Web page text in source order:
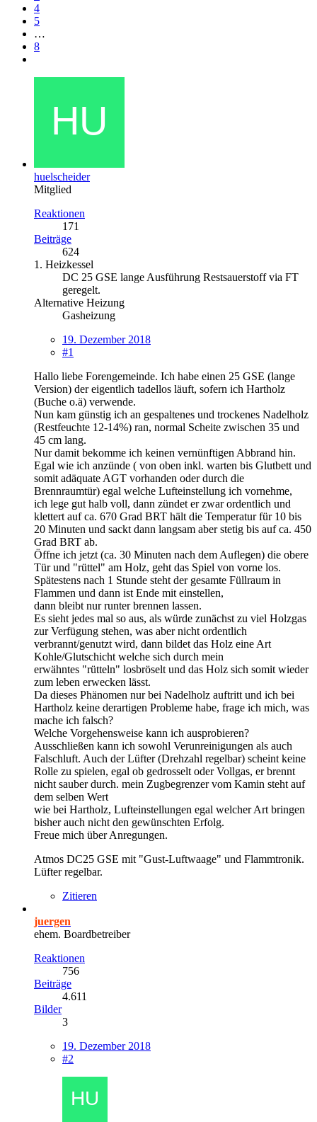
4
5
…
8
huelscheider
Mitglied
Reaktionen
171
Beiträge
624
1. Heizkessel
DC 25 GSE lange Ausführung Restsauerstoff via FT
geregelt.
Alternative Heizung
Gasheizung
19. Dezember 2018
#1
Hallo liebe Forengemeinde. Ich habe einen 25 GSE (lange
Version) der eigentlich tadellos läuft, sofern ich Hartholz
(Buche o.ä) verwende.
Nun kam günstig ich an gespaltenes und trockenes Nadelholz
(Restfeuchte 12-14%) ran, normal Scheite zwischen 35 und
45 cm lang.
Nur damit bekomme ich keinen vernünftigen Abbrand hin.
Egal wie ich anzünde ( von oben inkl. warten bis Glutbett und
somit adäquate AGT vorhanden oder durch die
Brennraumtür) egal welche Lufteinstellung ich vornehme,
ich lege gut halb voll, dann zündet er zwar ordentlich und
klettert auf ca. 670 Grad BRT hält die Temperatur für 10 bis
20 Minuten und sackt dann langsam aber stetig bis auf ca. 450
Grad BRT ab.
Öffne ich jetzt (ca. 30 Minuten nach dem Auflegen) die obere
Tür und "rüttel" am Holz, geht das Spiel von vorne los.
Spätestens nach 1 Stunde steht der gesamte Füllraum in
Flammen und dann ist Ende mit einstellen,
dann bleibt nur runter brennen lassen.
Es sieht jedes mal so aus, als würde zunächst zu viel Holzgas
zur Verfügung stehen, was aber nicht ordentlich
verbrannt/genutzt wird, dann bildet das Holz eine Art
Kohle/Glutschicht welche sich durch mein
erwähntes "rütteln" losbröselt und das Holz sich somit wieder
zum leben erwecken lässt.
Da dieses Phänomen nur bei Nadelholz auftritt und ich bei
Hartholz keine derartigen Probleme habe, frage ich mich, was
mache ich falsch?
Welche Vorgehensweise kann ich ausprobieren?
Ausschließen kann ich sowohl Verunreinigungen als auch
Falschluft. Auch der Lüfter (Drehzahl regelbar) scheint keine
Rolle zu spielen, egal ob gedrosselt oder Vollgas, er brennt
nicht sauber durch. mein Zugbegrenzer vom Kamin steht auf
dem selben Wert
wie bei Hartholz, Lufteinstellungen egal welcher Art bringen
bisher auch nicht den gewünschten Erfolg.
Freue mich über Anregungen.
Atmos DC25 GSE mit "Gust-Luftwaage" und Flammtronik.
Lüfter regelbar.
Zitieren
juergen
ehem. Boardbetreiber
Reaktionen
756
Beiträge
4.611
Bilder
3
19. Dezember 2018
#2